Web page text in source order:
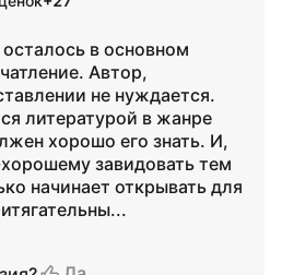
в основном
Автор,
не нуждается.
литературой в жанре
хорошо его знать. И,
завидовать тем
начинает открывать для